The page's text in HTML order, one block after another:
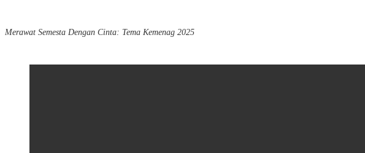
Merawat Semesta Dengan Cinta: Tema Kemenag 2025